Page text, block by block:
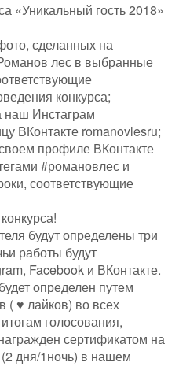
«Уникальный гость 2018»
сделанных на
лес в выбранные
конкурса;
Инстаграм
ВКонтакте romanovlesru;
профиле ВКонтакте
#романовлес и
соответствующие
будут определены три
работы будут
Facebook и ВКонтакте.
определен путем
( ♥ лайков) во всех
голосования,
сертификатом на
дня/1ночь) в нашем